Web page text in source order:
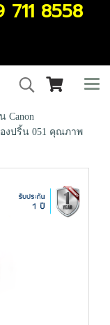
711 8558
Canon
องปริ้น 051 คุณภาพ